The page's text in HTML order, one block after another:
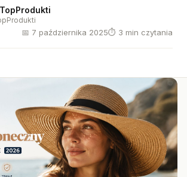
📅 7 października 2025⏱ 3 min czytania